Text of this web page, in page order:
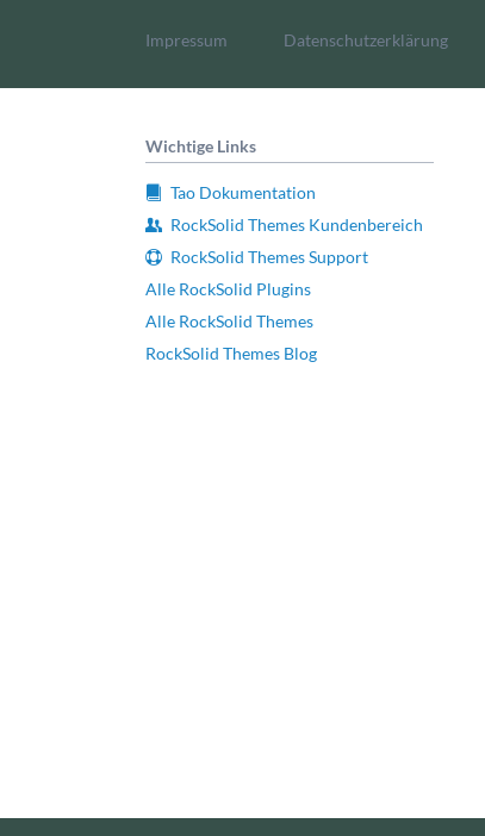
Impressum Datenschutzerklärung
Wichtige Links
Tao Dokumentation
RockSolid Themes Kundenbereich
RockSolid Themes Support
Alle RockSolid Plugins
Alle RockSolid Themes
RockSolid Themes Blog